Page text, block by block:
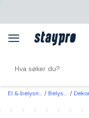
El & belysning Belysning